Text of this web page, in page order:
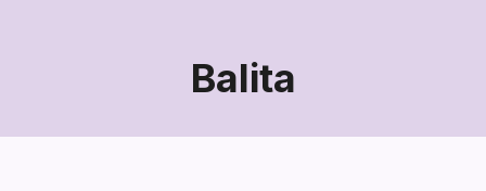
Balita